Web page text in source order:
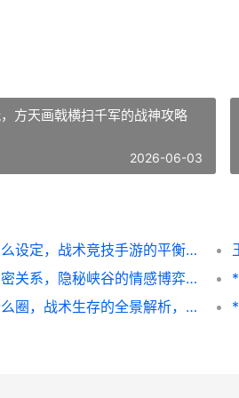
方天画戟横扫千军的战神攻略
2026-06-03
标题，和平精英怎么设定，战术竞技手游的平衡艺术
**王者怎么隐藏亲密关系，隐秘峡谷的情感博弈**
**和平精英都有什么圈，战术生存的全景解析，（副标题）从毒圈到心理圈的致胜奥秘。**